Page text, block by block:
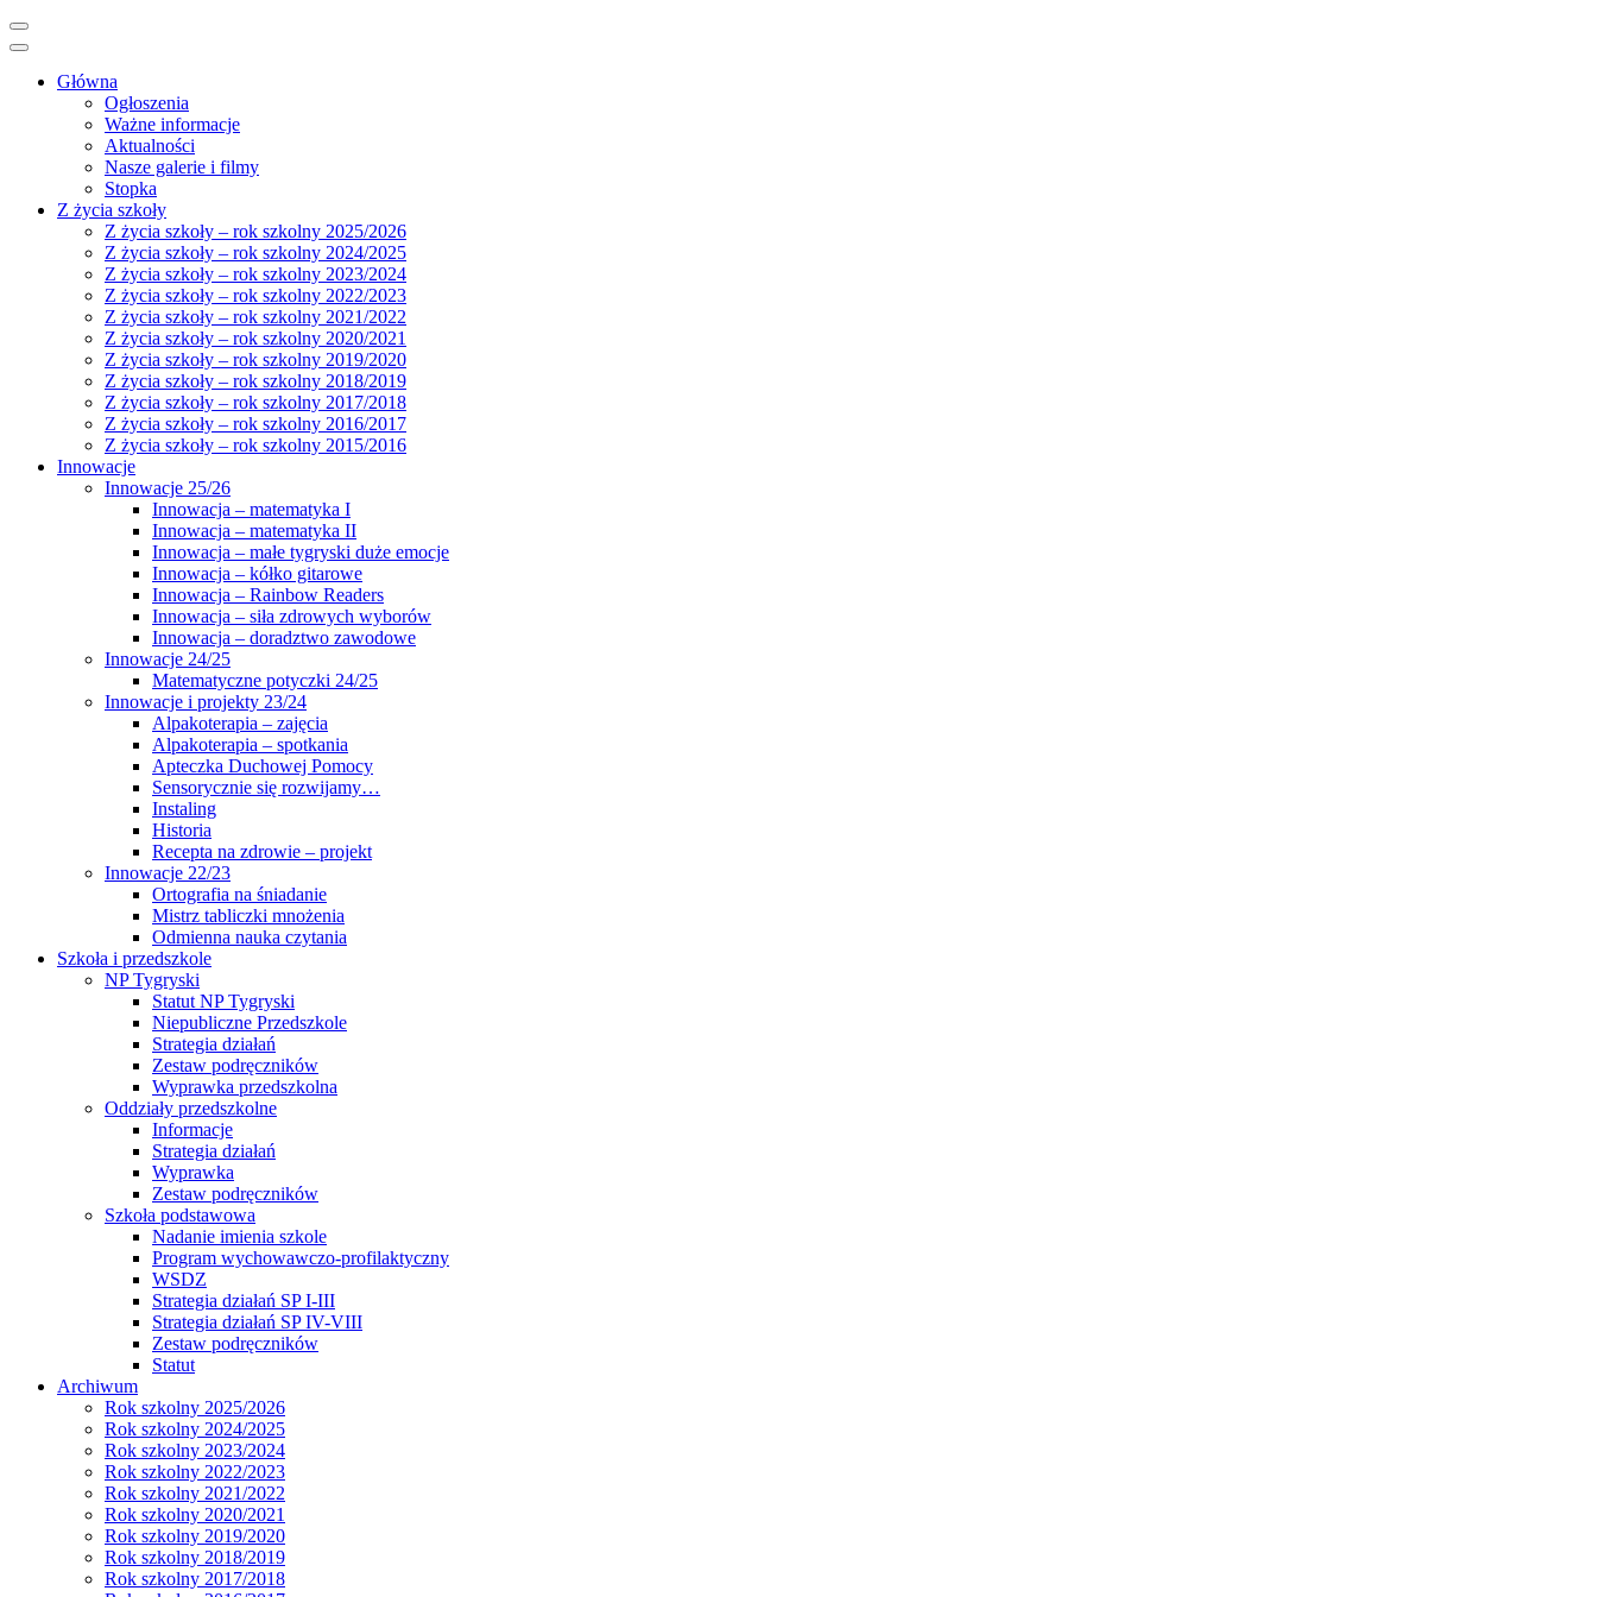
Główna
Ogłoszenia
Ważne informacje
Aktualności
Nasze galerie i filmy
Stopka
Z życia szkoły
Z życia szkoły – rok szkolny 2025/2026
Z życia szkoły – rok szkolny 2024/2025
Z życia szkoły – rok szkolny 2023/2024
Z życia szkoły – rok szkolny 2022/2023
Z życia szkoły – rok szkolny 2021/2022
Z życia szkoły – rok szkolny 2020/2021
Z życia szkoły – rok szkolny 2019/2020
Z życia szkoły – rok szkolny 2018/2019
Z życia szkoły – rok szkolny 2017/2018
Z życia szkoły – rok szkolny 2016/2017
Z życia szkoły – rok szkolny 2015/2016
Innowacje
Innowacje 25/26
Innowacja – matematyka I
Innowacja – matematyka II
Innowacja – małe tygryski duże emocje
Innowacja – kółko gitarowe
Innowacja – Rainbow Readers
Innowacja – siła zdrowych wyborów
Innowacja – doradztwo zawodowe
Innowacje 24/25
Matematyczne potyczki 24/25
Innowacje i projekty 23/24
Alpakoterapia – zajęcia
Alpakoterapia – spotkania
Apteczka Duchowej Pomocy
Sensorycznie się rozwijamy…
Instaling
Historia
Recepta na zdrowie – projekt
Innowacje 22/23
Ortografia na śniadanie
Mistrz tabliczki mnożenia
Odmienna nauka czytania
Szkoła i przedszkole
NP Tygryski
Statut NP Tygryski
Niepubliczne Przedszkole
Strategia działań
Zestaw podręczników
Wyprawka przedszkolna
Oddziały przedszkolne
Informacje
Strategia działań
Wyprawka
Zestaw podręczników
Szkoła podstawowa
Nadanie imienia szkole
Program wychowawczo-profilaktyczny
WSDZ
Strategia działań SP I-III
Strategia działań SP IV-VIII
Zestaw podręczników
Statut
Archiwum
Rok szkolny 2025/2026
Rok szkolny 2024/2025
Rok szkolny 2023/2024
Rok szkolny 2022/2023
Rok szkolny 2021/2022
Rok szkolny 2020/2021
Rok szkolny 2019/2020
Rok szkolny 2018/2019
Rok szkolny 2017/2018